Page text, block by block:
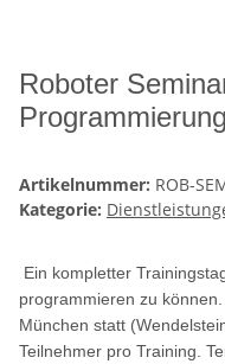
Roboter
Artikelnummer: ROB-
Kategorie:
Ein kompletter
programmieren zu
München statt
Teilnehmer pro Training.